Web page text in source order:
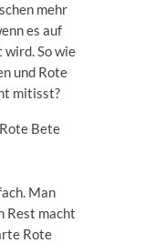
mehr
es auf
So wie
und Rote
mitisst?
Man
Rest macht
Rote